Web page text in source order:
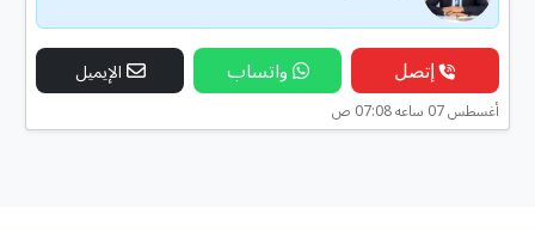
إتصل واتساب الإيميل
أغسطس 07 ساعه 07:08 ص